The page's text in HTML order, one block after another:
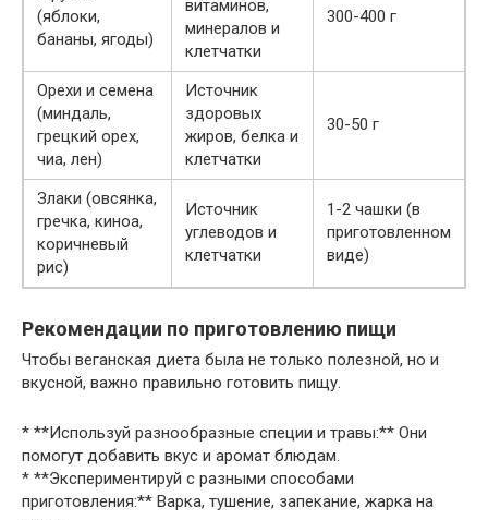
(яблоки,
бананы, ягоды)
витаминов,
минералов и
клетчатки
300-400 г
Орехи и семена
(миндаль,
грецкий орех,
чиа, лен)
Источник
здоровых
жиров, белка и
клетчатки
30-50 г
Злаки (овсянка,
гречка, киноа,
коричневый
рис)
Источник
углеводов и
клетчатки
1-2 чашки (в
приготовленном
виде)
Рекомендации по приготовлению пищи
Чтобы веганская диета была не только полезной, но и
вкусной, важно правильно готовить пищу.
* **Используй разнообразные специи и травы:** Они
помогут добавить вкус и аромат блюдам.
* **Экспериментируй с разными способами
приготовления:** Варка, тушение, запекание, жарка на